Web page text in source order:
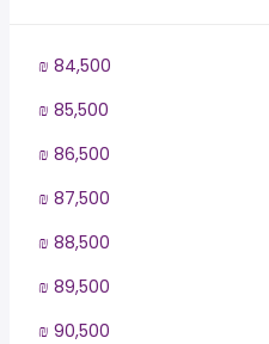
₪ 84,500
₪ 85,500
₪ 86,500
₪ 87,500
₪ 88,500
₪ 89,500
₪ 90,500